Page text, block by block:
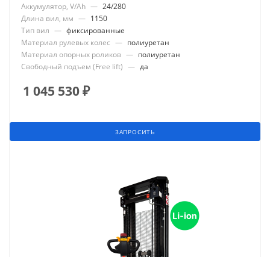
Аккумулятор, V/Ah — 24/280
Длина вил, мм — 1150
Тип вил — фиксированные
Материал рулевых колес — полиуретан
Материал опорных роликов — полиуретан
Свободный подъем (Free lift) — да
1 045 530₽
ЗАПРОСИТЬ